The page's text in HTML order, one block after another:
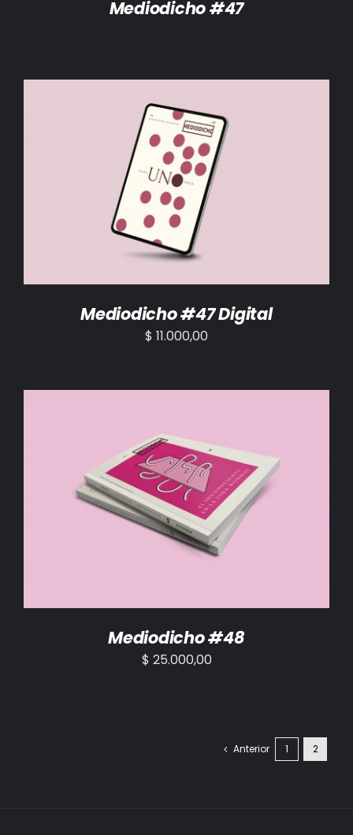
Mediodicho #47
AÑADIR AL CARRITO /
Mediodicho #47 Digital
$ 11.000,00
AÑADIR AL CARRITO / DETALLES
Mediodicho #48
$ 25.000,00
Anterior 1 2